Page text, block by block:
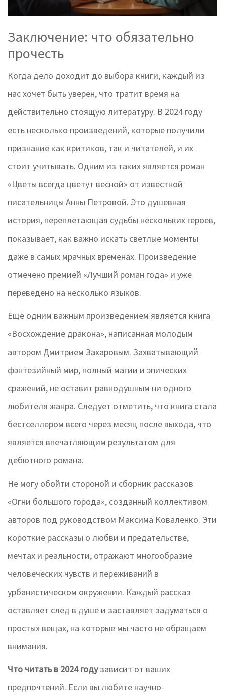
Заключение: что обязательно
прочесть
Когда дело доходит до выбора книги, каждый из
нас хочет быть уверен, что тратит время на
действительно стоящую литературу. В 2024 году
есть несколько произведений, которые получили
признание как критиков, так и читателей, и их
стоит учитывать. Одним из таких является роман
«Цветы всегда цветут весной» от известной
писательницы Анны Петровой. Это душевная
история, переплетающая судьбы нескольких героев,
показывает, как важно искать светлые моменты
даже в самых мрачных временах. Произведение
отмечено премией «Лучший роман года» и уже
переведено на несколько языков.
Ещё одним важным произведением является книга
«Восхождение дракона», написанная молодым
автором Дмитрием Захаровым. Захватывающий
фэнтезийный мир, полный магии и эпических
сражений, не оставит равнодушным ни одного
любителя жанра. Следует отметить, что книга стала
бестселлером всего через месяц после выхода, что
является впечатляющим результатом для
дебютного романа.
Не могу обойти стороной и сборник рассказов
«Огни большого города», созданный коллективом
авторов под руководством Максима Коваленко. Эти
короткие рассказы о любви и предательстве,
мечтах и реальности, отражают многообразие
человеческих чувств и переживаний в
урбанистическом окружении. Каждый рассказ
оставляет след в душе и заставляет задуматься о
простых вещах, на которые мы часто не обращаем
внимания.
Что читать в 2024 годузависит от ваших
предпочтений. Если вы любите научно-